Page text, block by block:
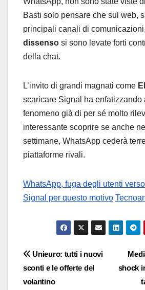
Basti solo pensare che sul web,
principali canali di
dissenso si sono levate forti
della chat.
L’invito di grandi magnati come
scaricare Signal ha enfatizzando
fenomeno già di per sé molto
interessante scoprire se anche
settimane, WhatsApp cederà
piattaforme rivali.
WhatsApp, fuga degli utenti
Signal per questo motivo
Navigazione
articoli
shock
Unieuro: tutti i nuovi
sconti e le offerte del
volantino